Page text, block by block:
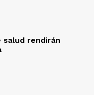
salud rendirán